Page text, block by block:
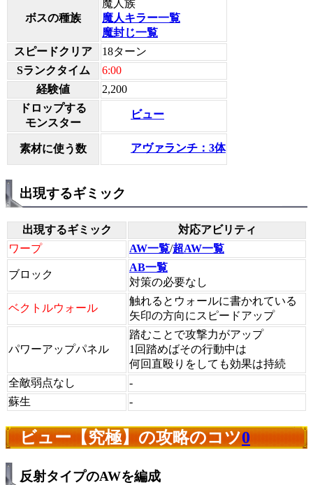
ボスの種族
魔人族
魔人キラー一覧
魔封じ一覧
スピードクリア
18ターン
Sランクタイム
6:00
経験値
2,200
ドロップする
モンスター
ビュー
素材に使う数 アヴァランチ：3体
出現するギミック
出現するギミック
対応アビリティ
ワープ
AW一覧/超AW一覧
ブロック
AB一覧
対策の必要なし
ベクトルウォール
触れるとウォールに書かれている
矢印の方向にスピードアップ
パワーアップパネル
踏むことで攻撃力がアップ
1回踏めばその行動中は
何回直殴りをしても効果は持続
全敵弱点なし
-
蘇生
-
ビュー【究極】の攻略のコツ0
反射タイプのAWを編成